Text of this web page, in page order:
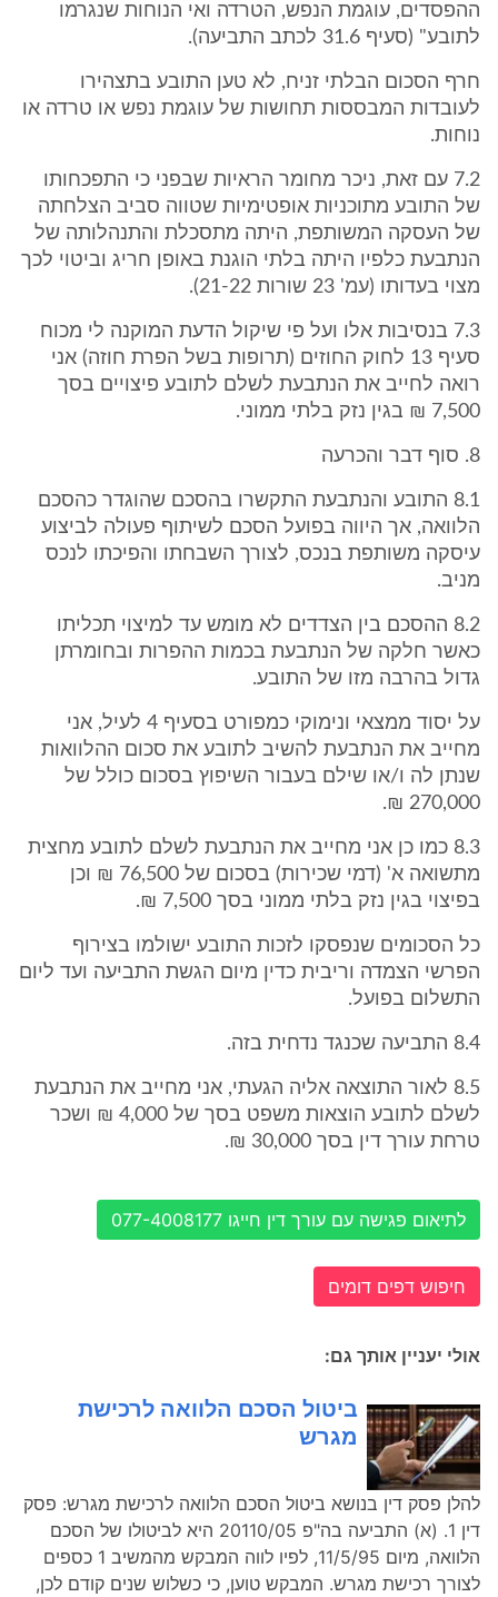
ההפסדים, עוגמת הנפש, הטרדה ואי הנוחות שנגרמו
לתובע" (סעיף 31.6 לכתב התביעה).
חרף הסכום הבלתי זניח, לא טען התובע בתצהירו
לעובדות המבססות תחושות של עוגמת נפש או טרדה או
נוחות.
7.2 עם זאת, ניכר מחומר הראיות שבפני כי התפכחותו
של התובע מתוכניות אופטימיות שטווה סביב הצלחתה
של העסקה המשותפת, היתה מתסכלת והתנהלותה של
הנתבעת כלפיו היתה בלתי הוגנת באופן חריג וביטוי לכך
מצוי בעדותו (עמ' 23 שורות 21-22).
7.3 בנסיבות אלו ועל פי שיקול הדעת המוקנה לי מכוח
סעיף 13 לחוק החוזים (תרופות בשל הפרת חוזה) אני
רואה לחייב את הנתבעת לשלם לתובע פיצויים בסך
7,500 ₪ בגין נזק בלתי ממוני.
8. סוף דבר והכרעה
8.1 התובע והנתבעת התקשרו בהסכם שהוגדר כהסכם
הלוואה, אך היווה בפועל הסכם לשיתוף פעולה לביצוע
עיסקה משותפת בנכס, לצורך השבחתו והפיכתו לנכס
מניב.
8.2 ההסכם בין הצדדים לא מומש עד למיצוי תכליתו
כאשר חלקה של הנתבעת בכמות ההפרות ובחומרתן
גדול בהרבה מזו של התובע.
על יסוד ממצאי ונימוקי כמפורט בסעיף 4 לעיל, אני
מחייב את הנתבעת להשיב לתובע את סכום ההלוואות
שנתן לה ו/או שילם בעבור השיפוץ בסכום כולל של
270,000 ₪.
8.3 כמו כן אני מחייב את הנתבעת לשלם לתובע מחצית
מתשואה א' (דמי שכירות) בסכום של 76,500 ₪ וכן
בפיצוי בגין נזק בלתי ממוני בסך 7,500 ₪.
כל הסכומים שנפסקו לזכות התובע ישולמו בצירוף
הפרשי הצמדה וריבית כדין מיום הגשת התביעה ועד ליום
התשלום בפועל.
8.4 התביעה שכנגד נדחית בזה.
8.5 לאור התוצאה אליה הגעתי, אני מחייב את הנתבעת
לשלם לתובע הוצאות משפט בסך של 4,000 ₪ ושכר
טרחת עורך דין בסך 30,000 ₪.
לתיאום פגישה עם עורך דין חייגו 077-4008177
חיפוש דפים דומים
אולי יעניין אותך גם:
ביטול הסכם הלוואה לרכישת
מגרש
להלן פסק דין בנושא ביטול הסכם הלוואה לרכישת מגרש: פסק
דין 1. (א) התביעה בה"פ 20110/05 היא לביטולו של הסכם
הלוואה, מיום 11/5/95, לפיו לווה המבקש מהמשיב 1 כספים
לצורך רכישת מגרש. המבקש טוען, כי כשלוש שנים קודם לכן,